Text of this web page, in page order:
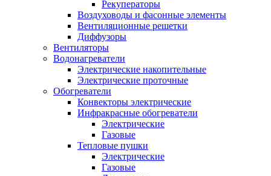
Рекуператоры
Воздуховоды и фасонные элементы
Вентиляционные решетки
Диффузоры
Вентиляторы
Водонагреватели
Электрические накопительные
Электрические проточные
Обогреватели
Конвекторы электрические
Инфракрасные обогреватели
Электрические
Газовые
Тепловые пушки
Электрические
Газовые